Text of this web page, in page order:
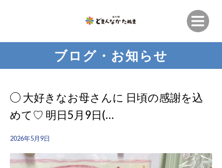
ブログ・お知らせ
◯ 大好きなお母さんに 日頃の感謝を込
めて♡ 明日5月9日(…
2026年5月9日